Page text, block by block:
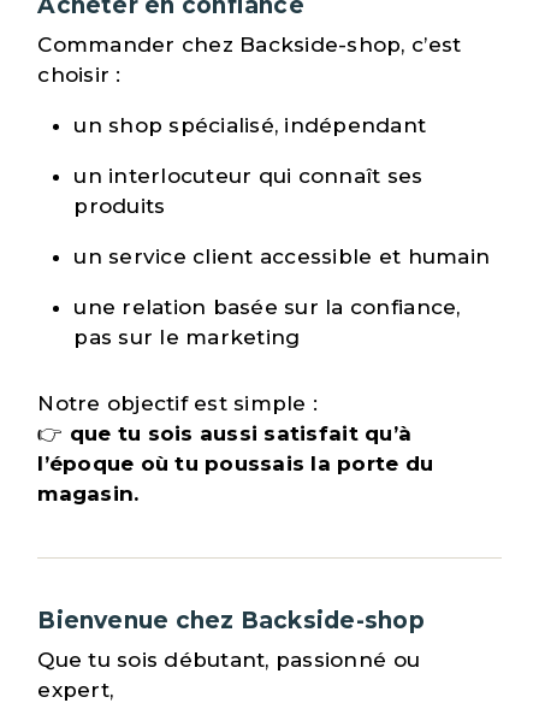
Commander chez Backside-shop, c’est
choisir :
un shop spécialisé, indépendant
un interlocuteur qui connaît ses
produits
un service client accessible et humain
une relation basée sur la confiance,
pas sur le marketing
Notre objectif est simple :
👉 que tu sois aussi satisfait qu’à
l’époque où tu poussais la porte du
magasin.
Bienvenue chez Backside-shop
Que tu sois débutant, passionné ou
expert,